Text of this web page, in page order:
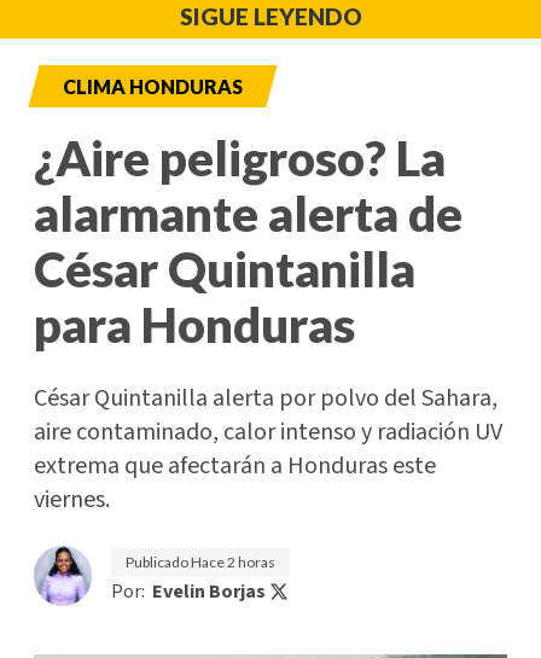
SIGUE LEYENDO
CLIMA HONDURAS
¿Aire peligroso? La
alarmante alerta de
César Quintanilla
para Honduras
César Quintanilla alerta por polvo del Sahara,
aire contaminado, calor intenso y radiación UV
extrema que afectarán a Honduras este
viernes.
PublicadoHace 2 horas
Por: Evelin Borjas